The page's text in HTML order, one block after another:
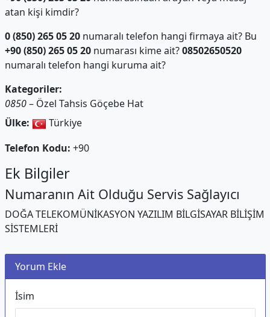
atan kişi kimdir?
0 (850) 265 05 20numaralı telefon hangi firmaya ait? Bu
+90 (850) 265 05 20numarası kime ait?08502650520
numaralı telefon hangi kuruma ait?
Kategoriler:
0850– Özel Tahsis Göçebe Hat
Ülke:
Türkiye
Telefon Kodu: +90
Ek Bilgiler
Numaranın Ait Olduğu Servis Sağlayıcı
DOĞA TELEKOMÜNİKASYON YAZILIM BİLGİSAYAR BİLİŞİM
SİSTEMLERİ
Yorum Ekle
İsim